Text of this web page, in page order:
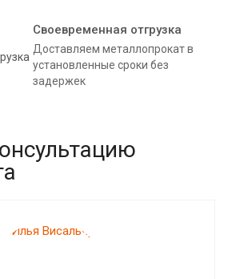
Своевременная отгрузка
Доставляем металлопрокат в
установленные сроки без
задержек